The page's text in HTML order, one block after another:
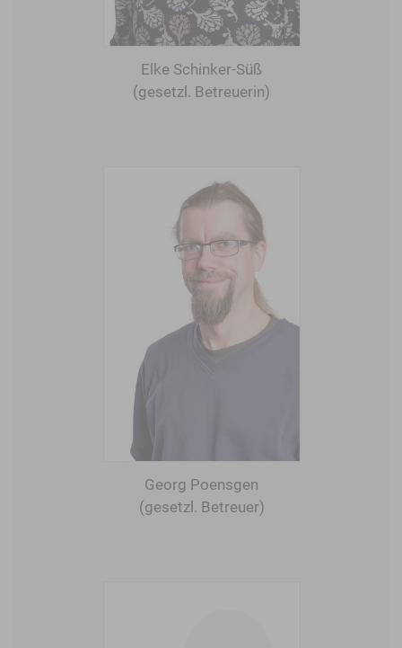
Elke Schinker-Süß
(gesetzl. Betreuerin)
Georg Poensgen
(gesetzl. Betreuer)